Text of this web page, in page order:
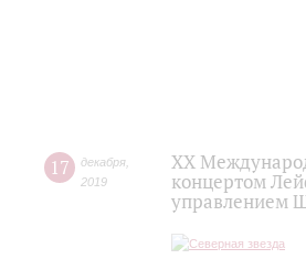
17 декабря
2019
XX
концертом
управлением